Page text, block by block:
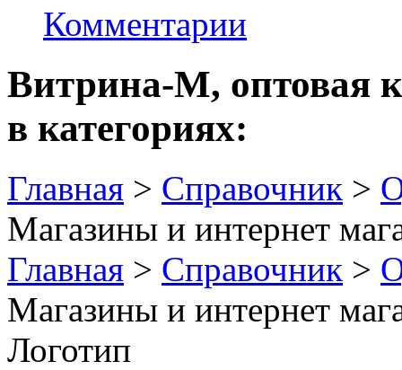
Комментарии
Витрина-М, оптовая
в категориях:
Главная > Справочник >
Магазины и интернет
Главная > Справочник >
Магазины и интернет
Логотип